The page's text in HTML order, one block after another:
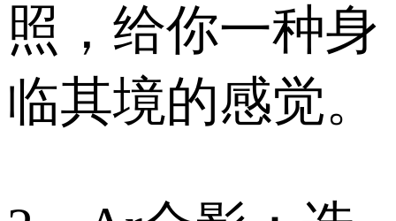
照，给你一种身
临其境的感觉。